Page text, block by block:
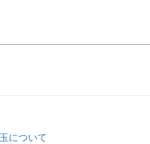
について